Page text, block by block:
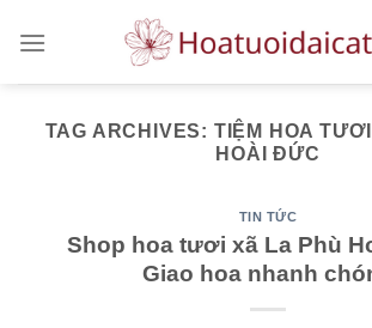
TAG ARCHIVES: TIỆM HOA
HOÀI ĐỨC
TIN TỨC
Shop hoa tươi xã La Phù
Giao hoa nhanh